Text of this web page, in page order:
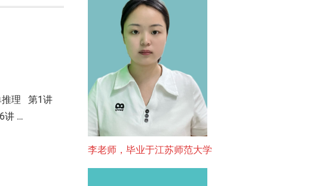
推理 第1讲
讲 …
李老师，毕业于江苏师范大学